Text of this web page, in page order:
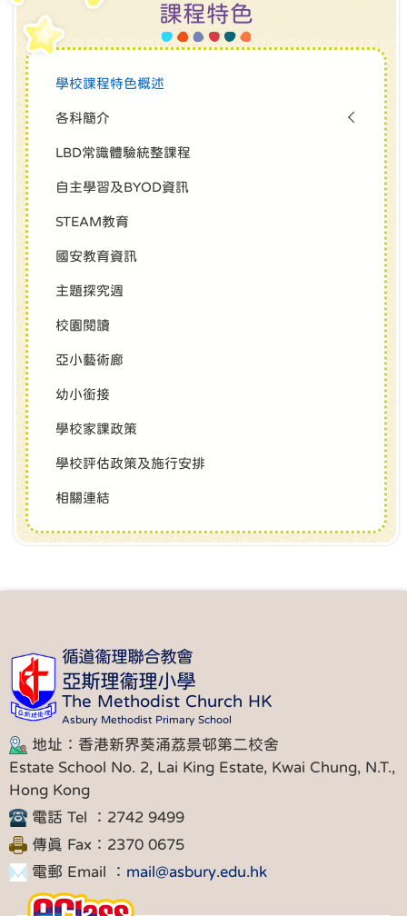
課程特色
學校課程特色概述
各科簡介
LBD常識體驗統整課程
自主學習及BYOD資訊
STEAM教育
國安教育資訊
主題探究週
校園閱讀
亞小藝術廊
幼小銜接
學校家課政策
學校評估政策及施行安排
相關連結
循道衞理聯合教會
亞斯理衞理小學
The Methodist Church HK
Asbury Methodist Primary School
地址：香港新界葵涌荔景邨第二校舍
Estate School No. 2, Lai King Estate, Kwai Chung, N.T.,
Hong Kong
電話 Tel ：2742 9499
傳真 Fax：2370 0675
電郵 Email ： mail@asbury.edu.hk